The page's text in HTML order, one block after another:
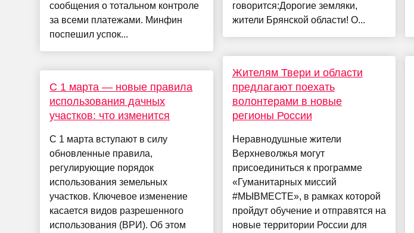
сообщения о тотальном контроле
за всеми платежами. Минфин
поспешил успок...
С 1 марта — новые правила
использования дачных
участков: что изменится
С 1 марта вступают в силу
обновленные правила,
регулирующие порядок
использования земельных
участков. Ключевое изменение
касается видов разрешенного
использования (ВРИ). Об этом
говорится:Дорогие земляки,
жители Брянской области! О...
Жителям Твери и области
предлагают поехать
волонтерами в новые
регионы России
Неравнодушные жители
Верхневолжья могут
присоединиться к программе
«Гуманитарных миссий
#МЫВМЕСТЕ», в рамках которой
пройдут обучение и отправятся на
новые территории России для